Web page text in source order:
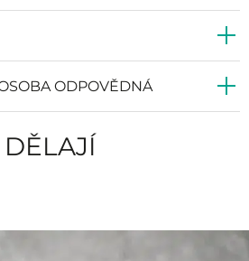
ODPOVĚDNÁ
DĚLAJÍ